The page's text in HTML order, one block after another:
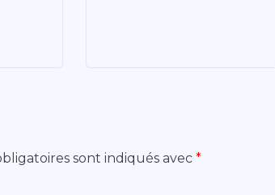
sont indiqués avec *